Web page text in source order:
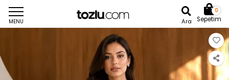
MENU Ara
0
Sepetim